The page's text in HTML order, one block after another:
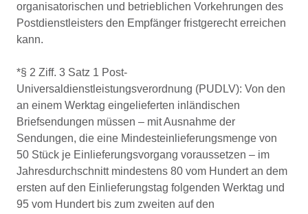
organisatorischen und betrieblichen Vorkehrungen des
Postdienstleisters den Empfänger fristgerecht erreichen
kann.
*§ 2 Ziff. 3 Satz 1 Post-
Universaldienstleistungsverordnung (PUDLV): Von den
an einem Werktag eingelieferten inländischen
Briefsendungen müssen – mit Ausnahme der
Sendungen, die eine Mindesteinlieferungsmenge von
50 Stück je Einlieferungsvorgang voraussetzen – im
Jahresdurchschnitt mindestens 80 vom Hundert an dem
ersten auf den Einlieferungstag folgenden Werktag und
95 vom Hundert bis zum zweiten auf den